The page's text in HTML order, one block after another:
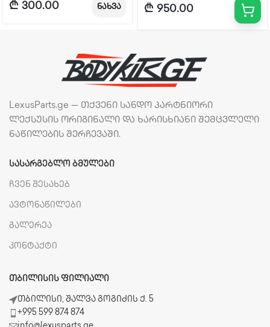
₾ 300.00 ნახვა ₾ 950.00
LexusParts.ge — თქვენი სანდო პარტნიორი
ლექსუსის ორიგინალი და ხარისხიანი შემცვლელი
ნაწილების შერჩევაში.
ᲡᲐᲡᲐᲠᲒᲔᲑᲚᲝ ᲑᲛᲣᲚᲔᲑᲘ
ჩვენ შესახებ
ავტონაწილები
გალერეა
კონტაქტი
ᲗᲑᲘᲚᲘᲡᲘᲡ ᲤᲘᲚᲘᲐᲚᲘ
თბილისი, შალვა გოგიძის ქ. 5
+995 599 874 874